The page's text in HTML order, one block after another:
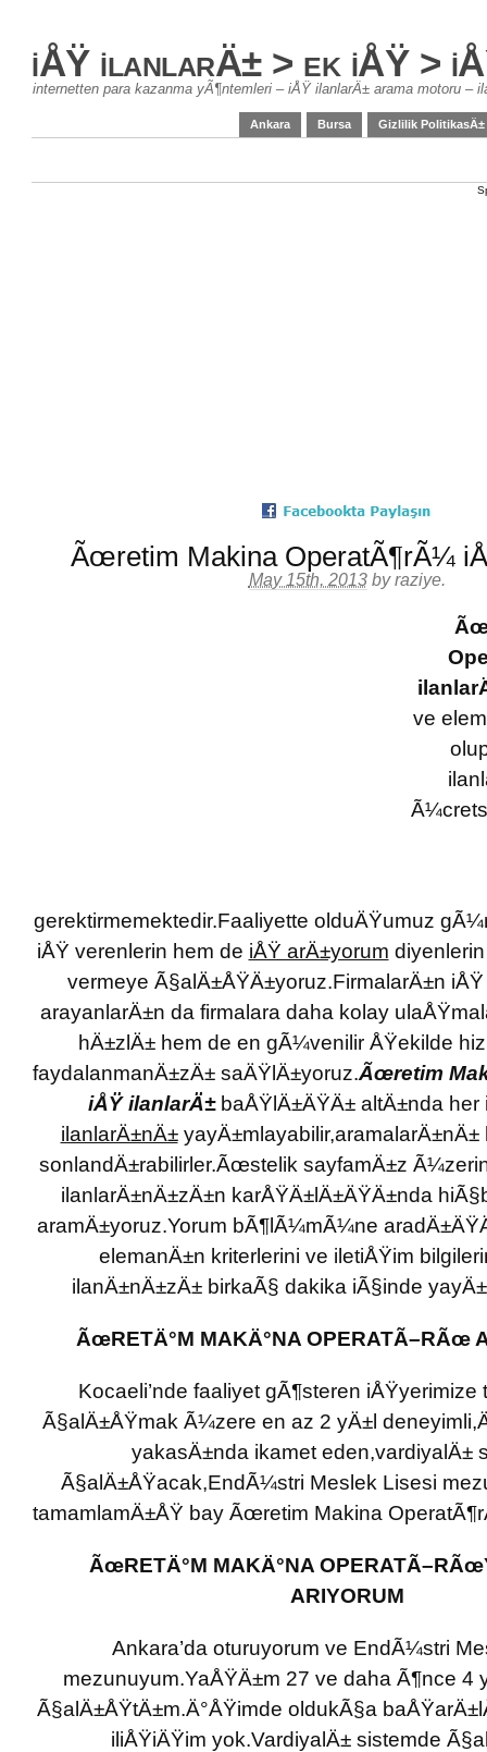
iÅŸ ilanlarÄ± > ek iÅŸ >
internetten para kazanma yÃ¶ntemleri – iÅŸ ilanlarÄ± arama motoru –
Ankara Bursa Gizlilik PolitikasÄ±
Ãœretim Makina OperatÃ¶rÃ¼
May 15th, 2013 byraziye.
ve
gerektirmemektedir.Faaliyette olduÄŸumuz
iÅŸ verenlerin hem de iÅŸ arÄ±yorum
vermeye Ã§alÄ±ÅŸÄ±yoruz.FirmalarÄ±n
arayanlarÄ±n da firmalara daha kolay
hÄ±zlÄ± hem de en gÃ¼venilir ÅŸekilde
faydalanmanÄ±zÄ± saÄŸlÄ±yoruz.Ãœretim
iÅŸ ilanlarÄ±baÅŸlÄ±ÄŸÄ± altÄ±nda her
ilanlarÄ±nÄ±
sonlandÄ±rabilirler.Ãœstelik sayfamÄ±z
ilanlarÄ±nÄ±zÄ±n karÅŸÄ±lÄ±ÄŸÄ±nda
aramÄ±yoruz.Yorum bÃ¶lÃ¼mÃ¼ne
elemanÄ±n kriterlerini ve iletiÅŸim
ilanÄ±nÄ±zÄ± birkaÃ§ dakika iÃ§inde
ÃœRETÄ°M MAKÄ°NA OPERATÃ–RÃœ
Kocaeli’nde faaliyet gÃ¶steren iÅŸyerimize
Ã§alÄ±ÅŸmak Ã¼zere en az 2 yÄ±l
yakasÄ±nda ikamet eden,vardiyalÄ±
Ã§alÄ±ÅŸacak,EndÃ¼stri Meslek Lisesi
tamamlamÄ±ÅŸ bay Ãœretim Makina
ÃœRETÄ°M MAKÄ°NA
ARIYORUM
Ankara’da oturuyorum ve EndÃ¼stri
mezunuyum.YaÅŸÄ±m 27 ve daha Ã¶nce 4
Ã§alÄ±ÅŸtÄ±m.Ä°ÅŸimde oldukÃ§a
iliÅŸiÄŸim yok.VardiyalÄ± sistemde